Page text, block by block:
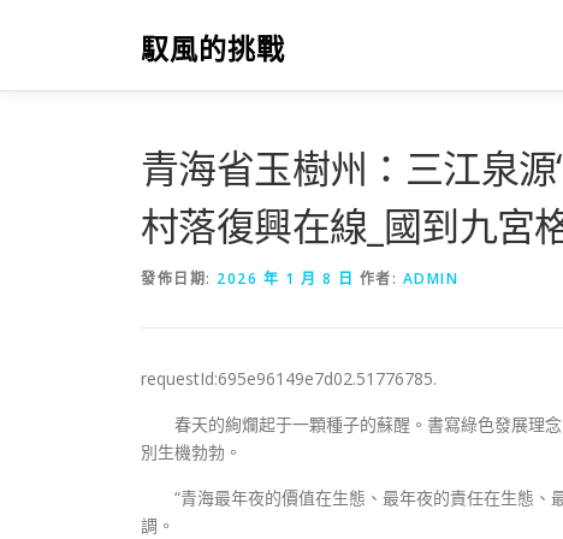
要
馭風的挑戰
青海省玉樹州：三江泉源
村落復興在線_國到九宮
發佈日期: 2026 年 1 月 8 日 作者: ADMIN
requestId:695e96149e7d02.51776785.
春天的絢爛起于一顆種子的蘇醒。書寫綠色發展
別生機勃勃。
“青海最年夜的價值在生態、最年夜的責任在生態
調。